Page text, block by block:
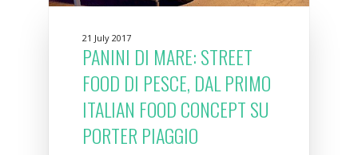
21 July 2017
PANINI DI MARE: STREET
FOOD DI PESCE, DAL PRIMO
ITALIAN FOOD CONCEPT SU
PORTER PIAGGIO